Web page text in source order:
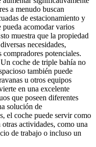
a menudo buscan
de estacionamiento y
acomodar varios
muestra que la propiedad
necesidades,
potenciales.
Un coche de triple bahía no
también puede
u otros equipos
en una excelente
que poseen diferentes
solución de
el coche puede servir como
actividades, como una
de trabajo o incluso un